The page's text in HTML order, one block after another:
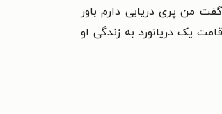
من پری دریایی دارم باور
یک دریانورد به زندگی او